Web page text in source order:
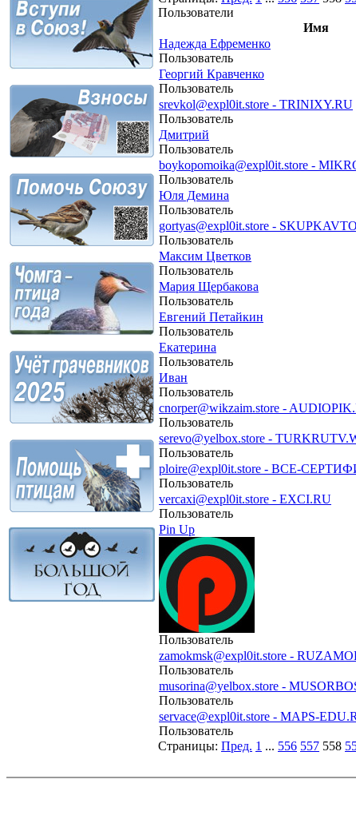
Пользователи
Имя
Надежда Ефременко
Пользователь
Георгий Кравченко
Пользователь
srevkol@expl0it.store - TRINIXY.RU
Пользователь
Дмитрий
Пользователь
boykopomoika@expl0it.store -
Пользователь
Юля Демина
Пользователь
gortyas@expl0it.store -
Пользователь
Максим Цветков
Пользователь
Мария Щербакова
Пользователь
Евгений Петайкин
Пользователь
Екатерина
Пользователь
Иван
Пользователь
cnorper@wikzaim.store -
Пользователь
serevo@yelbox.store -
Пользователь
ploire@expl0it.store - ВСЕ-
Пользователь
vercaxi@expl0it.store - EXCI.RU
Пользователь
Pin Up
Пользователь
zamokmsk@expl0it.store -
Пользователь
musorina@yelbox.store -
Пользователь
servace@expl0it.store - MAPS-
Пользователь
Страницы: Пред. 1 ... 556 557 558